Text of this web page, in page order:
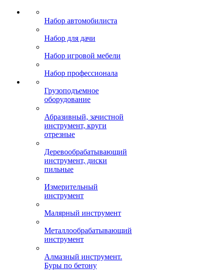
Набор автомобилиста
Набор для дачи
Набор игровой мебели
Набор профессионала
Грузоподъемное
оборудование
Абразивный, зачистной
инструмент, круги
отрезные
Деревообрабатывающий
инструмент, диски
пильные
Измерительный
инструмент
Малярный инструмент
Металлообрабатывающий
инструмент
Алмазный инструмент.
Буры по бетону